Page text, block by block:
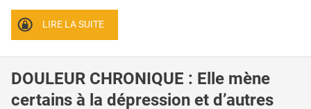
LIRE LA SUITE
DOULEUR CHRONIQUE : Elle mène
certains à la dépression et d’autres